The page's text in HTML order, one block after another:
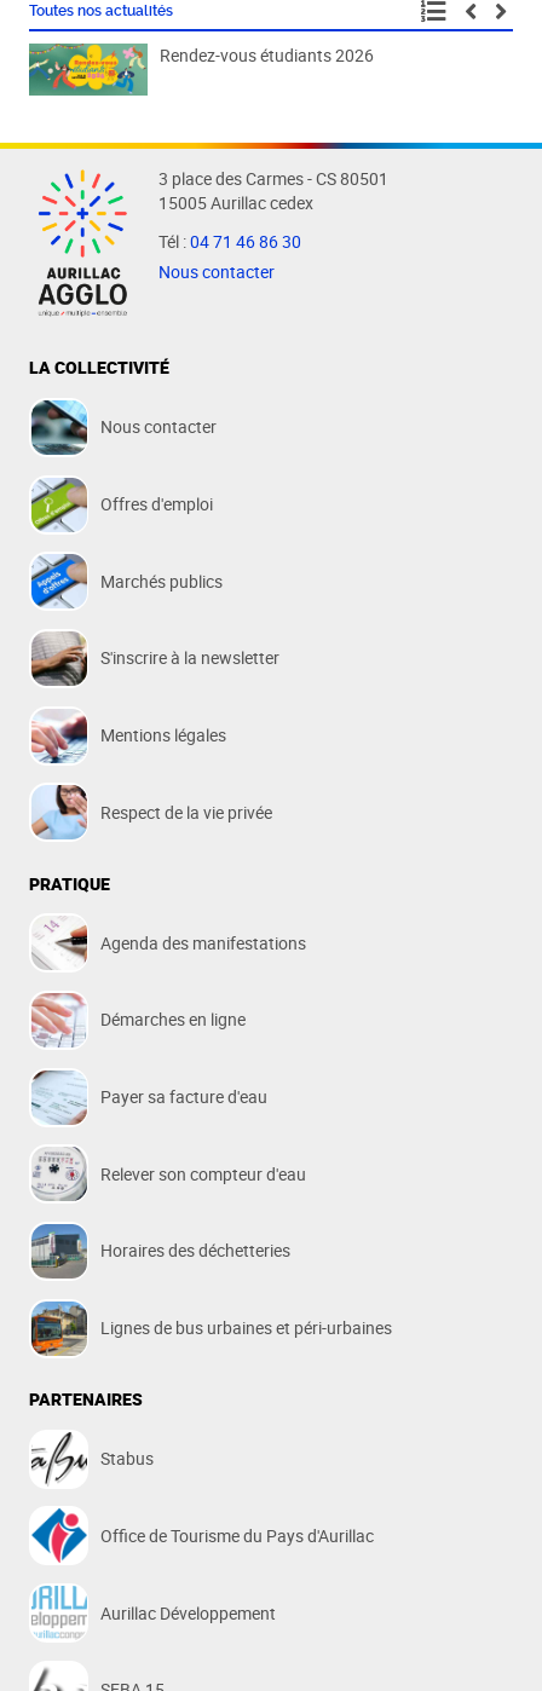
Toutes nos actualités
Rendez-vous étudiants 2026
3 place des Carmes - CS 80501
15005 Aurillac cedex
Tél :04 71 46 86 30
Nous contacter
LA COLLECTIVITÉ
Nous contacter
Offres d'emploi
Marchés publics
S'inscrire à la newsletter
Mentions légales
Respect de la vie privée
PRATIQUE
Agenda des manifestations
Démarches en ligne
Payer sa facture d'eau
Relever son compteur d'eau
Horaires des déchetteries
Lignes de bus urbaines et péri-urbaines
PARTENAIRES
Stabus
Office de Tourisme du Pays d'Aurillac
Aurillac Développement